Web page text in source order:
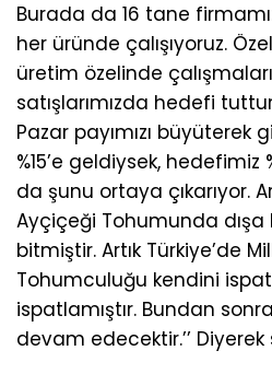
Burada da 16 tane
her üründe çalışıyoruz.
üretim özelinde
satışlarımızda hedefi
Pazar payımızı büyüterek
%15’e geldiysek, hedefimiz
da şunu ortaya çıkarıyor.
Ayçiçeği Tohumunda dışa
bitmiştir. Artık Türkiye’de
Tohumculuğu kendini
ispatlamıştır. Bundan
devam edecektir.’’